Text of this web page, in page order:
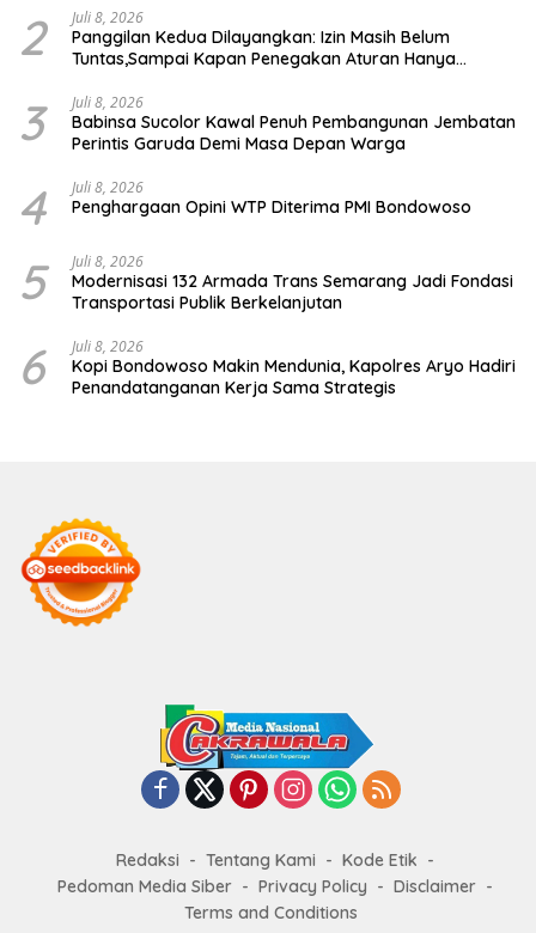
2 Juli 8, 2026
Panggilan Kedua Dilayangkan: Izin Masih Belum
Tuntas,Sampai Kapan Penegakan Aturan Hanya
3 Juli 8, 2026
Babinsa Sucolor Kawal Penuh Pembangunan Jembatan
Perintis Garuda Demi Masa Depan Warga
4 Juli 8, 2026
Penghargaan Opini WTP Diterima PMI Bondowoso
5 Juli 8, 2026
Modernisasi 132 Armada Trans Semarang Jadi Fondasi
Transportasi Publik Berkelanjutan
6 Juli 8, 2026
Kopi Bondowoso Makin Mendunia, Kapolres Aryo Hadiri
Penandatanganan Kerja Sama Strategis
Redaksi Tentang Kami
Kode Etik
Pedoman Media Siber
Privacy Policy
Disclaimer
Terms and Conditions